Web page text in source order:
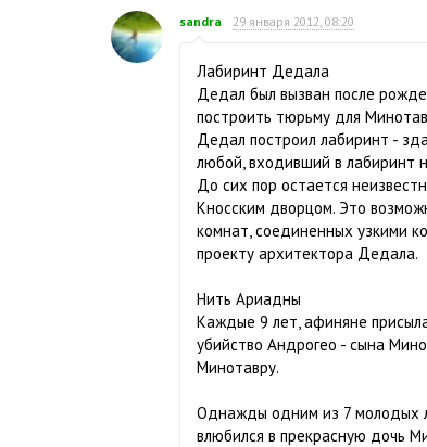
sandra 29 января 2012, 08:20
Лабиринт Дедала
Дедал был вызван после
построить тюрьму для
Дедал построил лабиринт -
любой, входивший в лабиринт
До сих пор остается
Кносским дворцом. Это
комнат, соединенных узкими
проекту архитектора Дедала.
Нить Ариадны
Каждые 9 лет, афиняне
убийство Андрогео - сына
Минотавру.
Однажды одним из 7 молодых
влюбился в прекрасную дочь